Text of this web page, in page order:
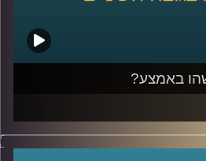
באמצע?
וגיל מרקוביץ קוראות יחד